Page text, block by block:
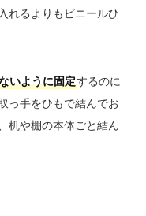
れるよりもビニールひ
いように固定するのに
っ手をひもで結んでお
机や棚の本体ごと結ん